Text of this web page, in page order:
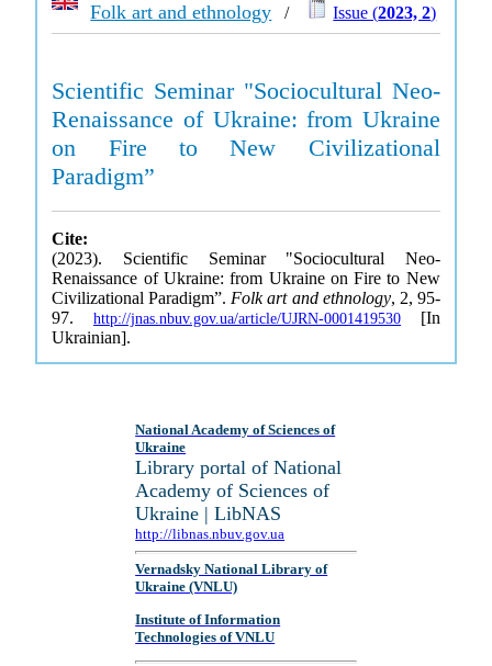
Folk art and ethnology / Issue (2023, 2)
Scientific Seminar "Sociocultural Neo-
Renaissance of Ukraine: from Ukraine
on Fire to New Civilizational
Paradigm”
Cite:
(2023). Scientific Seminar "Sociocultural Neo-
Renaissance of Ukraine: from Ukraine on Fire to New
Civilizational Paradigm”. Folk art and ethnology, 2, 95-
97. http://jnas.nbuv.gov.ua/article/UJRN-0001419530 [In
Ukrainian].
National Academy of Sciences of
Ukraine
Library portal of National
Academy of Sciences of
Ukraine | LibNAS
http://libnas.nbuv.gov.ua
Vernadsky National Library of
Ukraine (VNLU)
Institute of Information
Technologies of VNLU